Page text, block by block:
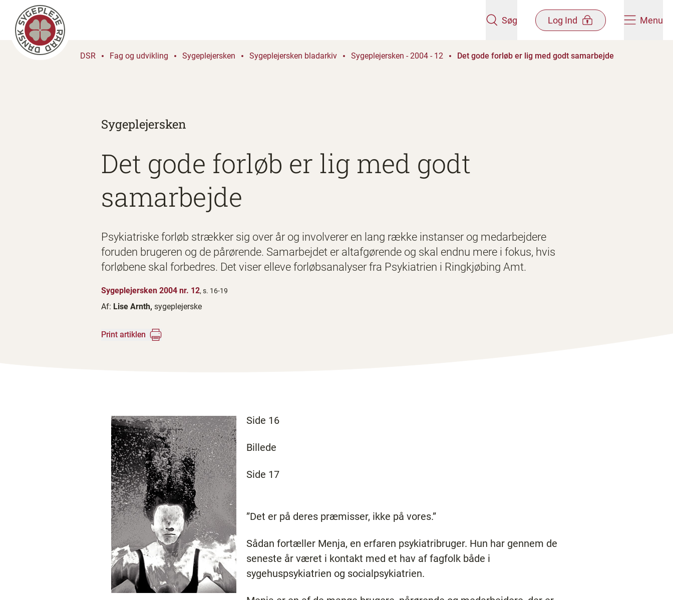
Søg Log Ind Menu
DSR Fag og udvikling Sygeplejersken Sygeplejersken bladarkiv Sygeplejersken - 2004 - 12 Det gode forløb er lig med godt samarbejde
Sygeplejersken
Det gode forløb er lig med godt
samarbejde
Psykiatriske forløb strækker sig over år og involverer en lang række instanser og medarbejdere
foruden brugeren og de pårørende. Samarbejdet er altafgørende og skal endnu mere i fokus, hvis
forløbene skal forbedres. Det viser elleve forløbsanalyser fra Psykiatrien i Ringkjøbing Amt.
Sygeplejersken 2004 nr. 12, s. 16-19
Af: Lise Arnth, sygeplejerske
Print artiklen
Side 16
Billede
Side 17
”Det er på deres præmisser, ikke på vores.”
Sådan fortæller Menja, en erfaren psykiatribruger. Hun har gennem de
seneste år været i kontakt med et hav af fagfolk både i
sygehuspsykiatrien og socialpsykiatrien.